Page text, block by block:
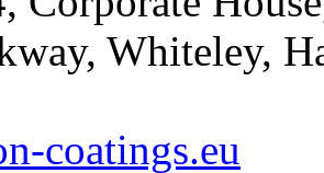
Whiteley,
coatings.eu